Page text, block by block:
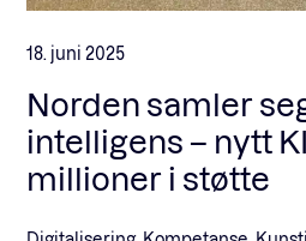
18. juni 2025
Norden samler
intelligens – nytt
millioner i støtte